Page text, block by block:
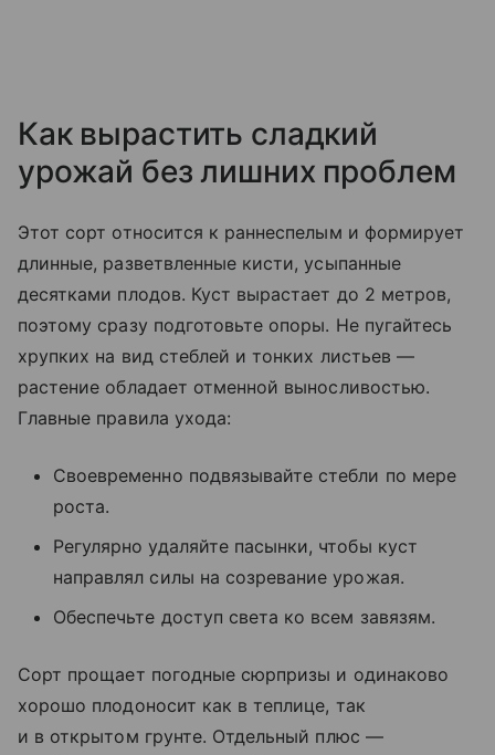
Как вырастить сладкий
урожай без лишних проблем
Этот сорт относится к раннеспелым и формирует
длинные, разветвленные кисти, усыпанные
десятками плодов. Куст вырастает до 2 метров,
поэтому сразу подготовьте опоры. Не пугайтесь
хрупких на вид стеблей и тонких листьев —
растение обладает отменной выносливостью.
Главные правила ухода:
Своевременно подвязывайте стебли по мере
роста.
Регулярно удаляйте пасынки, чтобы куст
направлял силы на созревание урожая.
Обеспечьте доступ света ко всем завязям.
Сорт прощает погодные сюрпризы и одинаково
хорошо плодоносит как в теплице, так
и в открытом грунте. Отдельный плюс —